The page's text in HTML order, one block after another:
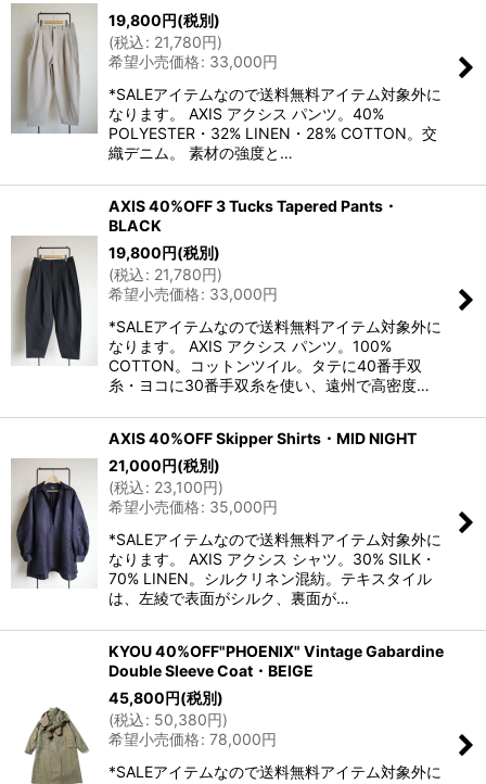
19,800円(税別)
(税込: 21,780円)
希望小売価格: 33,000円
*SALEアイテムなので送料無料アイテム対象外に
なります。 AXIS アクシス パンツ。40%
POLYESTER・32% LINEN・28% COTTON。交
織デニム。 素材の強度と…
AXIS 40%OFF 3 Tucks Tapered Pants・
BLACK
19,800円(税別)
(税込: 21,780円)
希望小売価格: 33,000円
*SALEアイテムなので送料無料アイテム対象外に
なります。 AXIS アクシス パンツ。100%
COTTON。コットンツイル。タテに40番手双
糸・ヨコに30番手双糸を使い、遠州で高密度…
AXIS 40%OFF Skipper Shirts・MID NIGHT
21,000円(税別)
(税込: 23,100円)
希望小売価格: 35,000円
*SALEアイテムなので送料無料アイテム対象外に
なります。 AXIS アクシス シャツ。30% SILK・
70% LINEN。シルクリネン混紡。テキスタイル
は、左綾で表面がシルク、裏面が…
KYOU 40%OFF"PHOENIX" Vintage Gabardine
Double Sleeve Coat・BEIGE
45,800円(税別)
(税込: 50,380円)
希望小売価格: 78,000円
*SALEアイテムなので送料無料アイテム対象外に